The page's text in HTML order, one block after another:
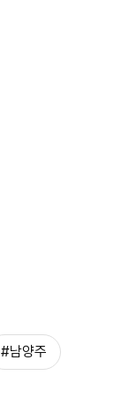
#남양주